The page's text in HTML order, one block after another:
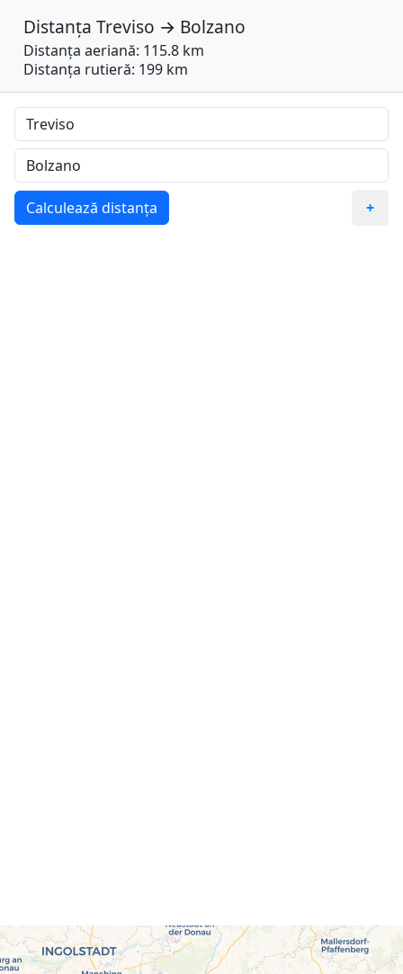
Distanța Treviso → Bolzano
Distanța aeriană: 115.8 km
Distanța rutieră: 199 km
Calculează distanța +